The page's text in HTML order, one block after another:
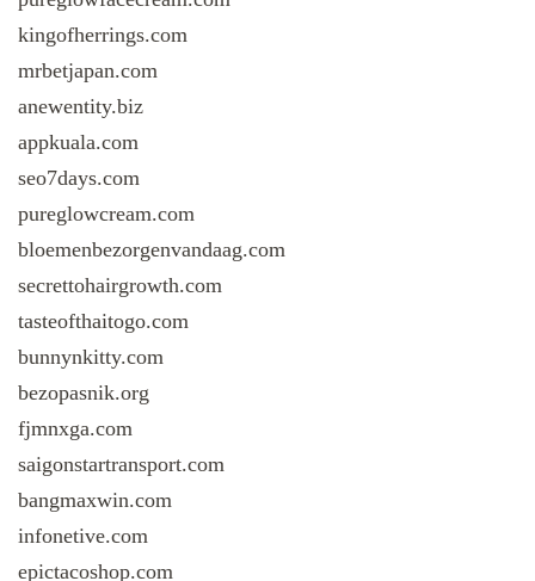
kingofherrings.com
mrbetjapan.com
anewentity.biz
appkuala.com
seo7days.com
pureglowcream.com
bloemenbezorgenvandaag.com
secrettohairgrowth.com
tasteofthaitogo.com
bunnynkitty.com
bezopasnik.org
fjmnxga.com
saigonstartransport.com
bangmaxwin.com
infonetive.com
epictacoshop.com